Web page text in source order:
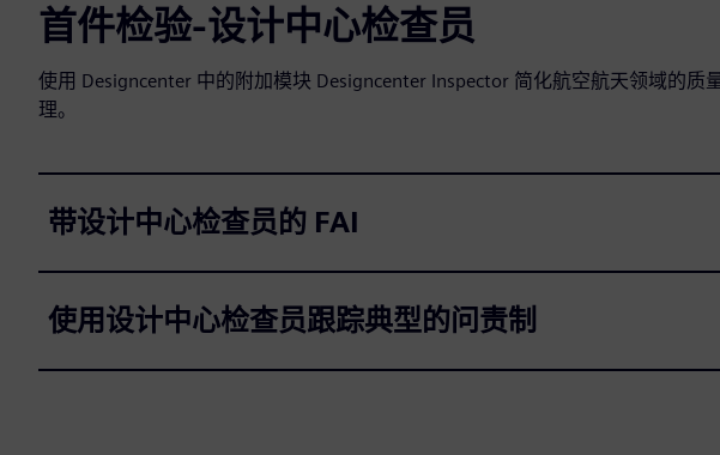
首件检验-设计中心检查员
使用 Designcenter 中的附加模块 Designcenter Inspector 简化航空航天领域的质
理。
带设计中心检查员的 FAI
使用设计中心检查员跟踪典型的问责制